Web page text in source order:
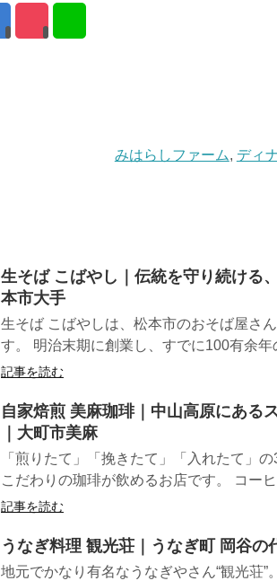
みはらしファーム, ディ
生そば こばやし｜伝統を守り続ける
本市大手
生そば こばやしは、松本市のおそば屋さ
す。 明治末期に創業し、すでに100有余
記事を読む
自家焙煎 美麻珈琲｜中山高原にある
｜大町市美麻
「煎りたて」「挽きたて」「入れたて」
こだわりの珈琲が飲めるお店です。 コー
記事を読む
うなぎ料理 観光荘｜うなぎ町 岡谷の
地元でかなり有名なうなぎやさん“観光荘